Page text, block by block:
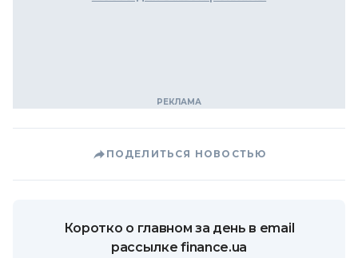
ПОДЕЛИТЬСЯ НОВОСТЬЮ
Коротко о главном за день в email
рассылке finance.ua